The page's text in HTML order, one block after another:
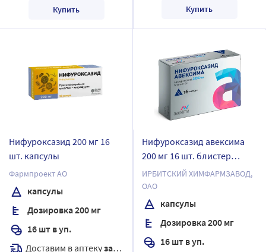
Купить Купить
Нифуроксазид 200 мг 16
шт. капсулы
Фармпроект АО
капсулы
Дозировка 200 мг
16 шт в уп.
Доставим в аптекузавтра
Нифуроксазид авексима
200 мг 16 шт. блистер
капсулы
ИРБИТСКИЙ ХИМФАРМЗАВОД,
ОАО
капсулы
Дозировка 200 мг
16 шт в уп.